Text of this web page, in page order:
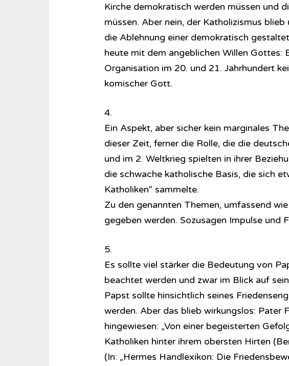
Kirche demokratisch werden müssen und
müssen. Aber nein, der Katholizismus
die Ablehnung einer demokratisch
heute mit dem angeblichen Willen Gottes:
Organisation im 20. und 21. Jahrhundert
komischer Gott.
4.
Ein Aspekt, aber sicher kein marginales
dieser Zeit, ferner die Rolle, die die
und im 2. Weltkrieg spielten in ihrer
die schwache katholische Basis, die sich
Katholiken“ sammelte.
Zu den genannten Themen, umfassend
gegeben werden. Sozusagen Impulse und
5.
Es sollte viel stärker die Bedeutung von
beachtet werden und zwar im Blick auf
Papst sollte hinsichtlich seines
werden. Aber das blieb wirkungslos: Pater
hingewiesen: „Von einer begeisterten
Katholiken hinter ihrem obersten Hirten
(In: „Hermes Handlexikon: Die